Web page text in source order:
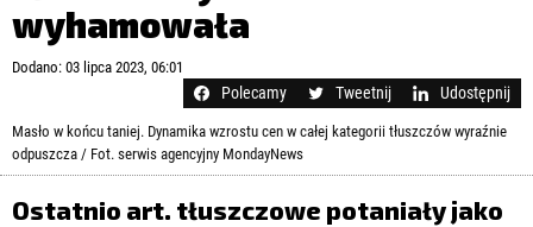
Zapamiętaj mnie
Zapomniałeś hasła?
zaloguj się
ZDROWIE I URODA
LIFESTYLE
OPINIE I KOMENTARZE
wyhamowała
Dodano: 03 lipca 2023, 06:01
Polecamy Tweetnij Udostępnij
Masło w końcu taniej. Dynamika wzrostu cen w całej kategorii tłuszczów wyraźnie
odpuszcza / Fot. serwis agencyjny MondayNews
Ostatnio art. tłuszczowe potaniały jako